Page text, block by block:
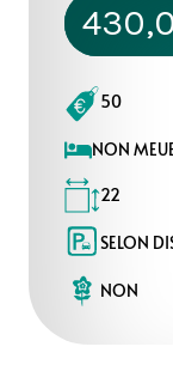
50
NON
22
SELON
NON